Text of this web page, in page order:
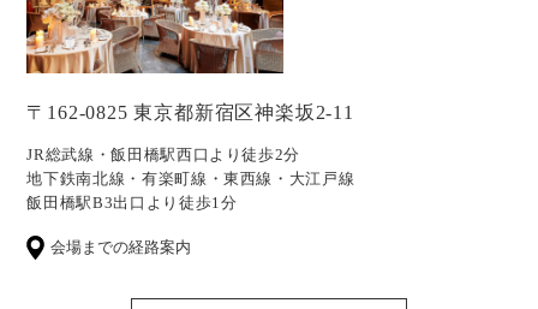
〒162-0825 東京都新宿区神楽坂2-11
JR総武線・飯田橋駅西口より徒歩2分
地下鉄南北線・有楽町線・東西線・大江戸線
飯田橋駅B3出口より徒歩1分
会場までの経路案内